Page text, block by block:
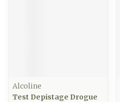
Alcoline
Test Depistage Drogue